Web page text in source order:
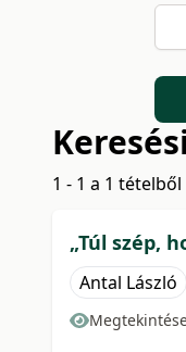
1 - 1 a 1 tételből
„Túl szép,
Antal László